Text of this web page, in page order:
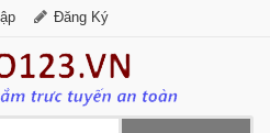
Đăng Ký